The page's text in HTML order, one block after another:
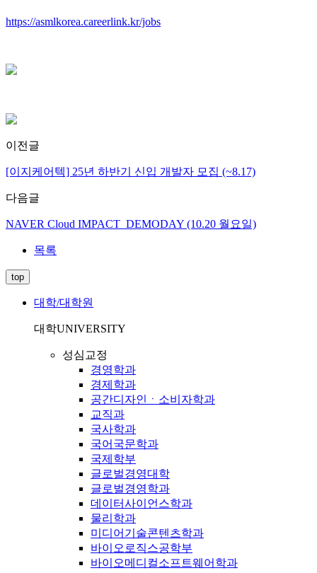
https://asmlkorea.careerlink.kr/jobs
이전글
[이지케어텍] 25년 하반기 신입 개발자 모집 (~8.17)
다음글
NAVER Cloud IMPACT_DEMODAY (10.20 월요일)
목록
top
대학/대학원
대학UNIVERSITY
성심교정
경영학과
경제학과
공간디자인ㆍ소비자학과
교직과
국사학과
국어국문학과
국제학부
글로벌경영대학
글로벌경영학과
데이터사이언스학과
물리학과
미디어기술콘텐츠학과
바이오로직스공학부
바이오메디컬소프트웨어학과